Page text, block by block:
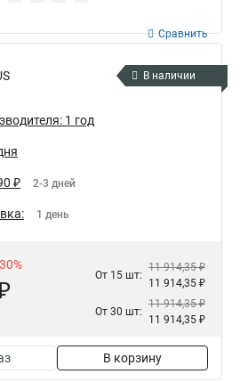
Сравнить
В наличии
1 год
₽ 2-3 дней
1 день
От 15 шт:
11 914,35 ₽
11 914,35 ₽
От 30 шт:
11 914,35 ₽
11 914,35 ₽
В корзину